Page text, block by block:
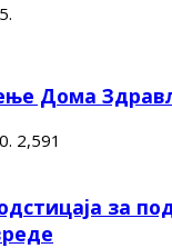
Дома
2,591
за